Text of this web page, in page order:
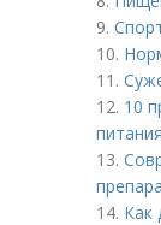
9.
10.
11.
12. 10
13.
14. Как